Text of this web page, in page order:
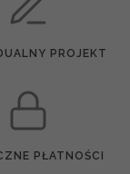
PROJEKT
PŁATNOŚCI